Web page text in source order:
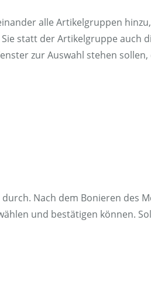
alle Artikelgruppen
statt der Artikelgruppe auch
zur Auswahl stehen
Nach dem Bonieren des
und bestätigen können.